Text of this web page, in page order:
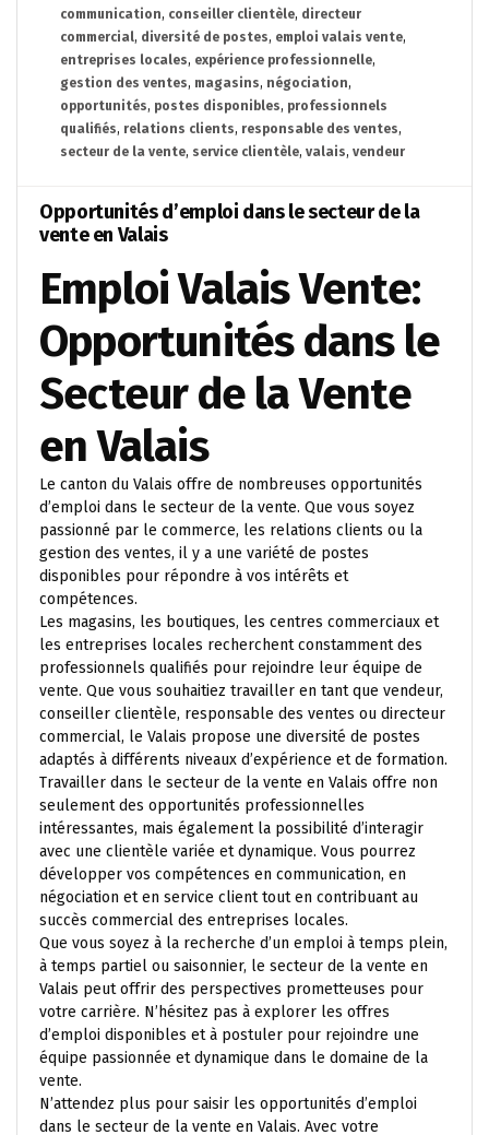
communication, conseiller clientèle, directeur
commercial, diversité de postes, emploi valais vente,
entreprises locales, expérience professionnelle,
gestion des ventes, magasins, négociation,
opportunités, postes disponibles, professionnels
qualifiés, relations clients, responsable des ventes,
secteur de la vente, service clientèle, valais, vendeur
Opportunités d’emploi dans le secteur de la
vente en Valais
Emploi Valais Vente:
Opportunités dans le
Secteur de la Vente
en Valais
Le canton du Valais offre de nombreuses opportunités
d’emploi dans le secteur de la vente. Que vous soyez
passionné par le commerce, les relations clients ou la
gestion des ventes, il y a une variété de postes
disponibles pour répondre à vos intérêts et
compétences.
Les magasins, les boutiques, les centres commerciaux et
les entreprises locales recherchent constamment des
professionnels qualifiés pour rejoindre leur équipe de
vente. Que vous souhaitiez travailler en tant que vendeur,
conseiller clientèle, responsable des ventes ou directeur
commercial, le Valais propose une diversité de postes
adaptés à différents niveaux d’expérience et de formation.
Travailler dans le secteur de la vente en Valais offre non
seulement des opportunités professionnelles
intéressantes, mais également la possibilité d’interagir
avec une clientèle variée et dynamique. Vous pourrez
développer vos compétences en communication, en
négociation et en service client tout en contribuant au
succès commercial des entreprises locales.
Que vous soyez à la recherche d’un emploi à temps plein,
à temps partiel ou saisonnier, le secteur de la vente en
Valais peut offrir des perspectives prometteuses pour
votre carrière. N’hésitez pas à explorer les offres
d’emploi disponibles et à postuler pour rejoindre une
équipe passionnée et dynamique dans le domaine de la
vente.
N’attendez plus pour saisir les opportunités d’emploi
dans le secteur de la vente en Valais. Avec votre